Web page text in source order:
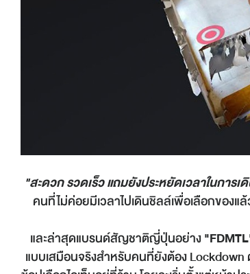
"สะดวก รวดเร็ว แถมยังประหยัดเวลาในการเ
คนที่ไม่ค่อยมีเวลาไปเดินชิลล์เพื่อเลือกของ
และล่าสุดแบรนด์สัญชาติญี่ปุ่นอย่าง
แบบเสมือนจริงสำหรับคนที่ยังต้อง Lockdown